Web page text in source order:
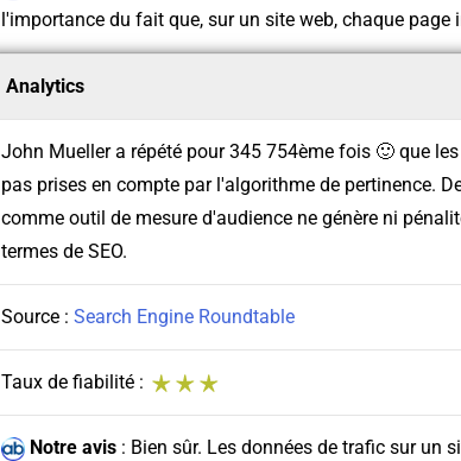
l'importance du fait que, sur un site web, chaque
Analytics
John Mueller a répété pour 345 754ème fois 🙂 que
pas prises en compte par l'algorithme de pertinence.
comme outil de mesure d'audience ne génère ni
termes de SEO.
Source : Search Engine Roundtable
Taux de fiabilité :
Notre avis: Bien sûr. Les données de trafic sur un